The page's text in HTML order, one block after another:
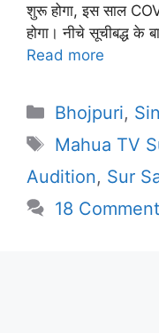
शुरू होगा, इस साल
होगा। नीचे सूचीबद्ध के
Read more
Categories
Bhojpuri,
Tags
Mahua TV
Audition, Sur
18